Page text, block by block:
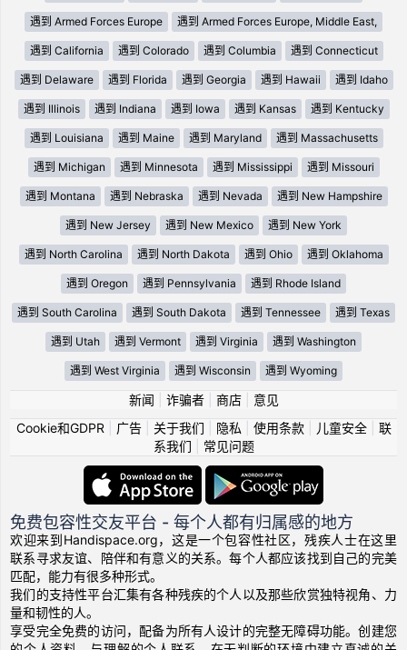
遇到 Armed Forces Europe 遇到 Armed Forces Europe, Middle East,
遇到 California 遇到 Colorado 遇到 Columbia 遇到 Connecticut
遇到 Delaware 遇到 Florida 遇到 Georgia 遇到 Hawaii 遇到 Idaho
遇到 Illinois 遇到 Indiana 遇到 Iowa 遇到 Kansas 遇到 Kentucky
遇到 Louisiana 遇到 Maine 遇到 Maryland 遇到 Massachusetts
遇到 Michigan 遇到 Minnesota 遇到 Mississippi 遇到 Missouri
遇到 Montana 遇到 Nebraska 遇到 Nevada 遇到 New Hampshire
遇到 New Jersey 遇到 New Mexico 遇到 New York
遇到 North Carolina 遇到 North Dakota 遇到 Ohio 遇到 Oklahoma
遇到 Oregon 遇到 Pennsylvania 遇到 Rhode Island
遇到 South Carolina 遇到 South Dakota 遇到 Tennessee 遇到 Texas
遇到 Utah 遇到 Vermont 遇到 Virginia 遇到 Washington
遇到 West Virginia 遇到 Wisconsin 遇到 Wyoming
新闻 诈骗者| 商店| 意见
Cookie和GDPR
广告| 关于我们 隐私 使用条款| 儿童安全| 联
系我们
常见问题
免费包容性交友平台 - 每个人都有归属感的地方
欢迎来到Handispace.org，这是一个包容性社区，残疾人士在这里
联系寻求友谊、陪伴和有意义的关系。每个人都应该找到自己的完美
匹配，能力有很多种形式。
我们的支持性平台汇集有各种残疾的个人以及那些欣赏独特视角、力
量和韧性的人。
享受完全免费的访问，配备为所有人设计的完整无障碍功能。创建您